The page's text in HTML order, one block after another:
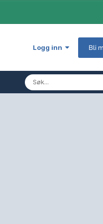
Logg inn Bli